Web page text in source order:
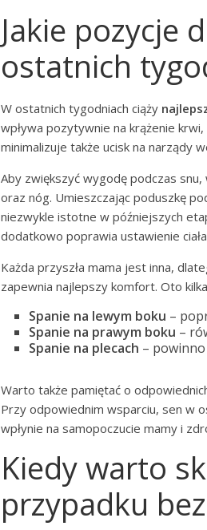
Jakie pozycje
ostatnich
W ostatnich tygodniach ciąży
wpływa pozytywnie na krążenie
minimalizuje także ucisk na narządy
Aby zwiększyć wygodę podczas
oraz nóg. Umieszczając poduszkę
niezwykle istotne w późniejszych
dodatkowo poprawia ustawienie
Każda przyszła mama jest inna,
zapewnia najlepszy komfort. Oto
Spanie na lewym boku –
Spanie na prawym boku –
Spanie na plecach –
Warto także pamiętać o
Przy odpowiednim wsparciu, sen w
wpłynie na samopoczucie mamy i
Kiedy warto
przypadku